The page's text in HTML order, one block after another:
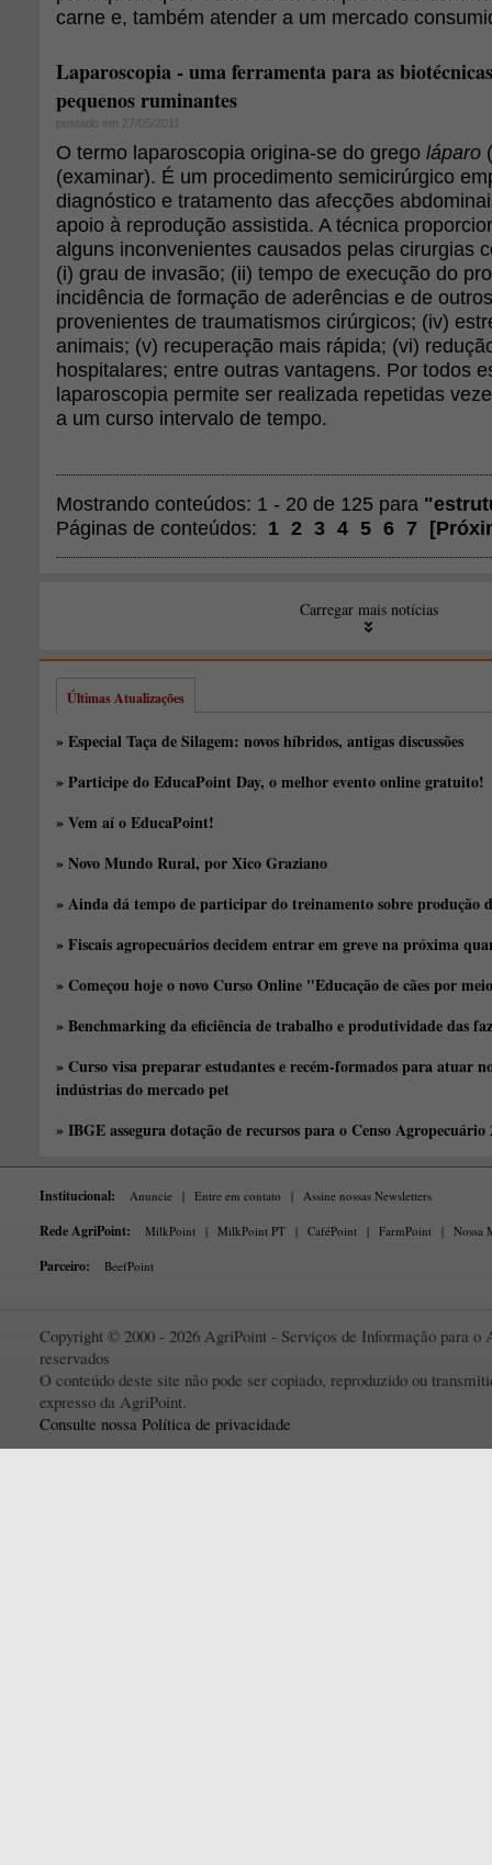
carne e, também atender a um mercado
Laparoscopia - uma ferramenta para as
pequenos ruminantes
postado em 27/05/2011
O termo laparoscopia origina-se do grego láparo
(examinar). É um procedimento semicirúrgico
diagnóstico e tratamento das afecções
apoio à reprodução assistida. A técnica
alguns inconvenientes causados pelas cirurgias
(i) grau de invasão; (ii) tempo de execução do
incidência de formação de aderências e de
provenientes de traumatismos cirúrgicos; (iv)
animais; (v) recuperação mais rápida; (vi)
hospitalares; entre outras vantagens. Por todos
laparoscopia permite ser realizada repetidas
a um curso intervalo de tempo.
Mostrando conteúdos: 1 - 20 de 125 para
Páginas de conteúdos: 1 2 3 4 5 6 7 [
Carregar mais notícias
Últimas Atualizações
» Especial Taça de Silagem: novos híbridos, antigas discussões
» Participe do EducaPoint Day, o melhor evento online gratuito!
» Vem aí o EducaPoint!
» Novo Mundo Rural, por Xico Graziano
» Ainda dá tempo de participar do treinamento sobre produção
» Fiscais agropecuários decidem entrar em greve na próxima
» Começou hoje o novo Curso Online "Educação de cães por
» Benchmarking da eficiência de trabalho e produtividade das
» Curso visa preparar estudantes e recém-formados para atuar
indústrias do mercado pet
» IBGE assegura dotação de recursos para o Censo Agropecuário
Institucional: Anuncie | Entre em contato | Assine nossas Newsletters
Rede AgriPoint: MilkPoint | MilkPoint PT | CaféPoint | FarmPoint | Nossa
Parceiro: BeefPoint
Copyright © 2000 - 2026 AgriPoint - Serviços de Informação para o
reservados
O conteúdo deste site não pode ser copiado, reproduzido ou
expresso da AgriPoint.
Consulte nossa Política de privacidade